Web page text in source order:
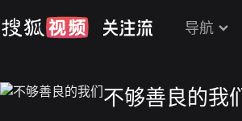
导航
不够善良的我们